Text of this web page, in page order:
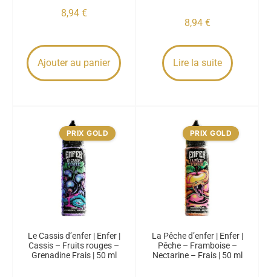
8,94 €
Ajouter au panier
8,94 €
Lire la suite
PRIX GOLD
Le Cassis d’enfer | Enfer |
Cassis – Fruits rouges –
Grenadine Frais | 50 ml
PRIX GOLD
La Pêche d’enfer | Enfer |
Pêche – Framboise –
Nectarine – Frais | 50 ml